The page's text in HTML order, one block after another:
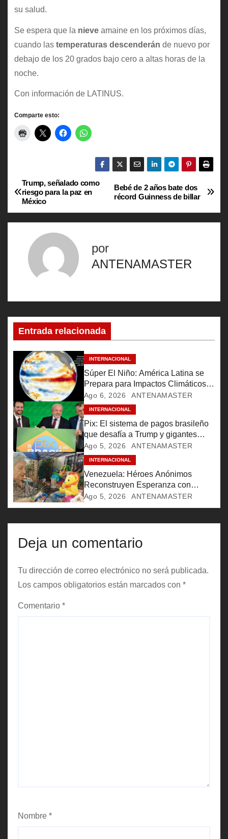
su salud.
Se espera que la nieveamaine en los próximos días,
cuando lastemperaturas descenderán de nuevo por
debajo de los 20 grados bajo cero a altas horas de la
noche.
Con información de LATINUS.
Comparte esto:
N
a
c
i
ó
n
d
e
e
n
t
r
d
a
Bebé de 2 años bate dos
récord Guinness de billar
Trump, señalado como
riesgo para la paz en
México
por
ANTENAMASTER
Entrada relacionada
INTERNACIONAL
Súper El Niño: América Latina se
Prepara para Impactos Climáticos
Históricos
Ago 6, 2026 ANTENAMASTER
INTERNACIONAL
Pix: El sistema de pagos brasileño
que desafía a Trump y gigantes
financieros
Ago 5, 2026 ANTENAMASTER
INTERNACIONAL
Venezuela: Héroes Anónimos
Reconstruyen Esperanza con
Ternura y Solidaridad Tras Sismos
Ago 5, 2026 ANTENAMASTER
Deja un comentario
Tu dirección de correo electrónico no será publicada.
Los campos obligatorios están marcados con *
Comentario *
Nombre *